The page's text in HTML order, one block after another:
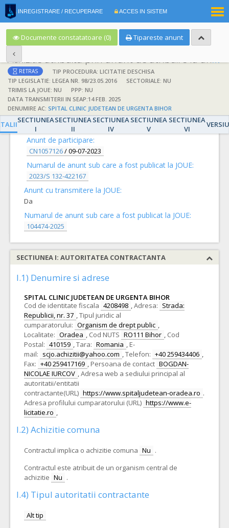
INREGISTRARE / RECUPERARE ACCES IN SISTEM
Documente constatatoare (0) Tipareste anunt
Achizitie atribuita prin anunt de atribuire la anunt de participare
RETRAS
TIP PROCEDURA: LICITATIE DESCHISA
TIP LEGISLATIE: LEGEA NR. 98/23.05.2016
SECTORIALE: NU
TRIMIS LA JOUE: NU
PPP: NU
DATA TRANSMITERII IN SEAP:14 FEB. 2025
DENUMIRE AC: SPITAL CLINIC JUDETEAN DE URGENTA BIHOR
SECTIUNEA
I
SECTIUNEA
II
SECTIUNEA
IV
SECTIUNEA
V
SECTIUNEA
VI
DETALII
Anunt de participare:
CN1057126/09-07-2023
Numarul de anunt sub care a fost publicat la JOUE:
2023/S 132-422167
Anunt cu transmitere la JOUE:
Da
Numarul de anunt sub care a fost publicat la JOUE:
104474-2025
SECTIUNEA I: AUTORITATEA CONTRACTANTA
I.1) Denumire si adrese
SPITAL CLINIC JUDETEAN DE URGENTA BIHOR
Cod de identitate fiscala 4208498 ,Adresa: Strada:
Republicii, nr. 37 ,Tipul juridic al
cumparatorului: Organism de drept public ,
Localitate: Oradea , Cod NUTS RO111 Bihor , Cod
Postal: 410159 ,Tara: Romania , E-
mail: scjo.achizitii@yahoo.com ,Telefon: +40 259434406 ,
Fax: +40 259417169 , Persoana de contact BOGDAN-
NICOLAE IURCOV ,Adresa web a sediului principal al
autoritatii/entitatii
contractante(URL) https://www.spitaljudetean-oradea.ro .
Adresa profilului cumparatorului (URL) https://www.e-
licitatie.ro ,
I.2) Achizitie comuna
Contractul implica o achizitie comuna Nu .
Contractul este atribuit de un organism central de
achizitie Nu .
I.4) Tipul autoritatii contractante
Alt tip